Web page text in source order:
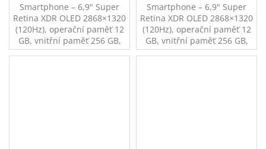
Smartphone – 6,9" Super
Retina XDR OLED 2868×1320
(120Hz), operační paměť 12
GB, vnitřní paměť 256 GB,
single SIM + eSIM, procesor
Smartphone – 6,9" Super
Retina XDR OLED 2868×1320
(120Hz), operační paměť 12
GB, vnitřní paměť 256 GB,
single SIM + eSIM, procesor